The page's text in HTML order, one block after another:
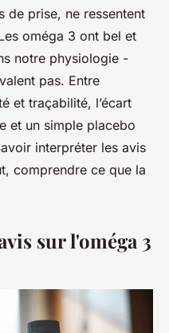
de prise, ne ressentent
oméga 3 ont bel et
notre physiologie -
pas. Entre
et traçabilité, l’écart
et un simple placebo
interpréter les avis
comprendre ce que la
sur l'oméga 3